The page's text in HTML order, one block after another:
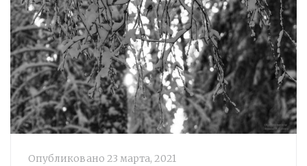
Опубликовано 23 марта, 2021